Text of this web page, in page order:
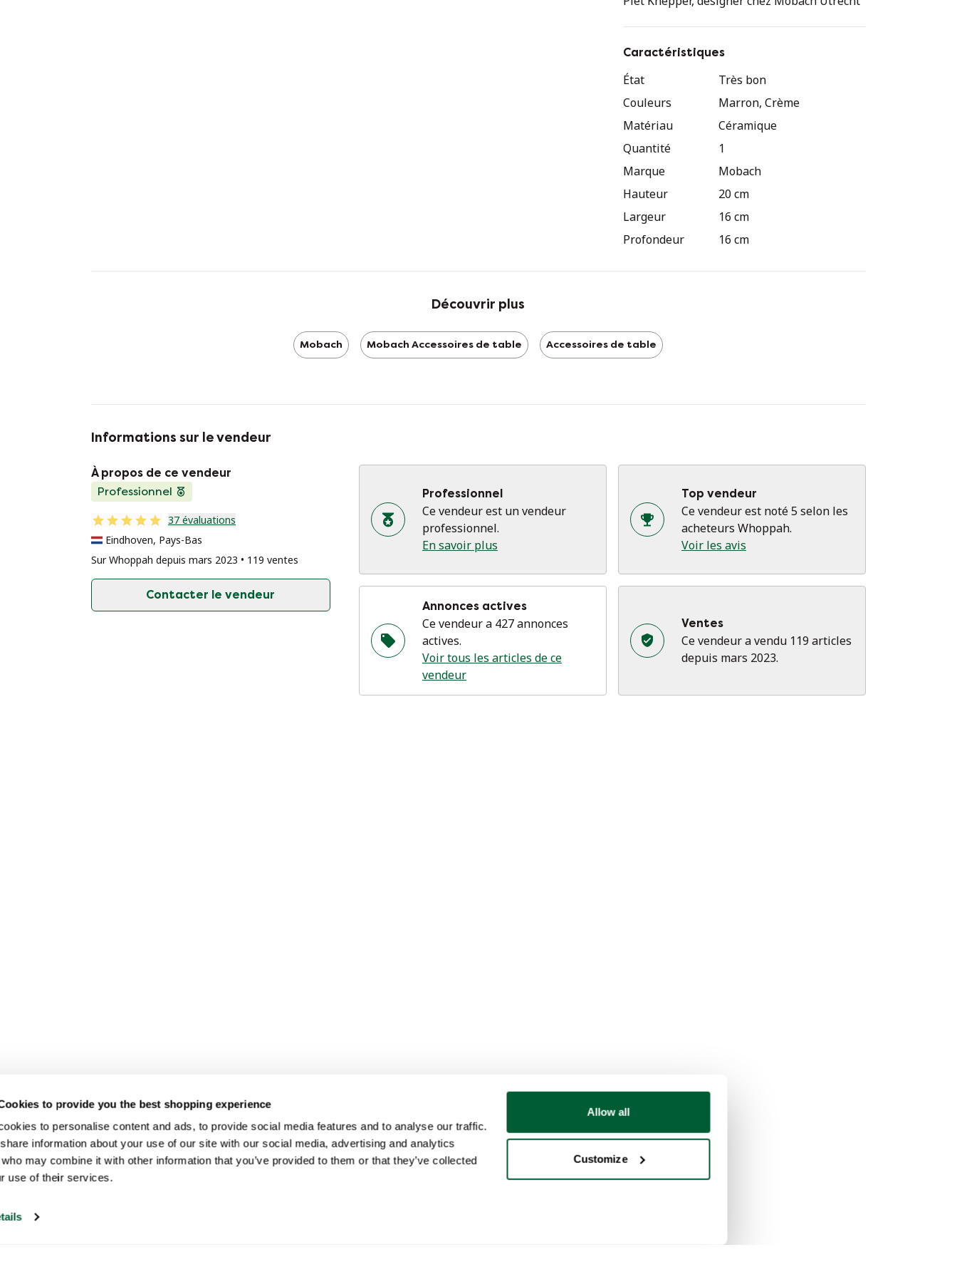
to provide you the best shopping experience
to personalise content and ads, to provide social media features and to analyse our traffic.
information about your use of our site with our social media, advertising and analytics
may combine it with other information that you’ve provided to them or that they’ve collected
use of their services.
Allow all
Customize
Caractéristiques
État
Très bon
Couleurs
Marron, Crème
Matériau
Céramique
Quantité
1
Marque
Mobach
Hauteur
20 cm
Largeur
16 cm
Profondeur
16 cm
Découvrir plus
Mobach Mobach Accessoires de table Accessoires de table
Informations sur le vendeur
À propos de ce vendeur
Professionnel
37 évaluations
Eindhoven, Pays-Bas
Sur Whoppah depuis mars 2023 • 119 ventes
Contacter le vendeur
Professionnel
Ce vendeur est un vendeur
professionnel.
En savoir plus
Top vendeur
Ce vendeur est noté 5 selon les
acheteurs Whoppah.
Voir les avis
Annonces actives
Ce vendeur a 427 annonces
actives.
Voir tous les articles de ce
vendeur
Ventes
Ce vendeur a vendu 119 articles
depuis mars 2023.